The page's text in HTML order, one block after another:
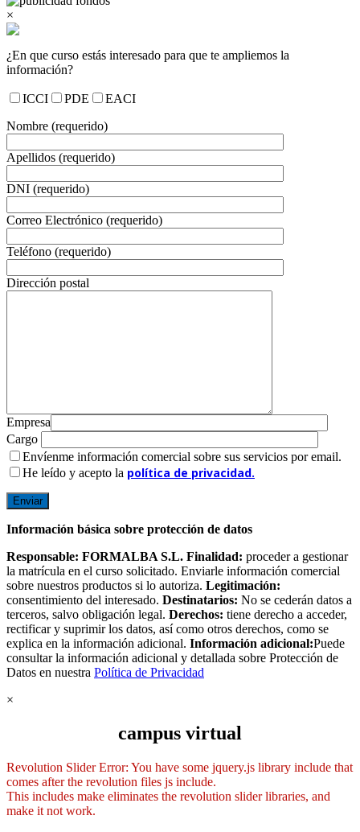
×
¿En que curso estás interesado para que te ampliemos la
información?
ICCI PDE
EACI
Nombre (requerido)
Apellidos (requerido)
DNI (requerido)
Correo Electrónico (requerido)
Teléfono (requerido)
Dirección postal
Empresa
Cargo
Envíenme información comercial sobre sus servicios por email.
He leído y acepto la política de privacidad.
Información básica sobre protección de datos
Responsable: FORMALBA S.L. Finalidad: proceder a gestionar
la matrícula en el curso solicitado. Enviarle información comercial
sobre nuestros productos si lo autoriza. Legitimación:
consentimiento del interesado. Destinatarios: No se cederán datos a
terceros, salvo obligación legal. Derechos: tiene derecho a acceder,
rectificar y suprimir los datos, así como otros derechos, como se
explica en la información adicional. Información adicional:Puede
consultar la información adicional y detallada sobre Protección de
Datos en nuestra Política de Privacidad
×
campus virtual
Revolution Slider Error: You have some jquery.js library include that
comes after the revolution files js include.
This includes make eliminates the revolution slider libraries, and
make it not work.